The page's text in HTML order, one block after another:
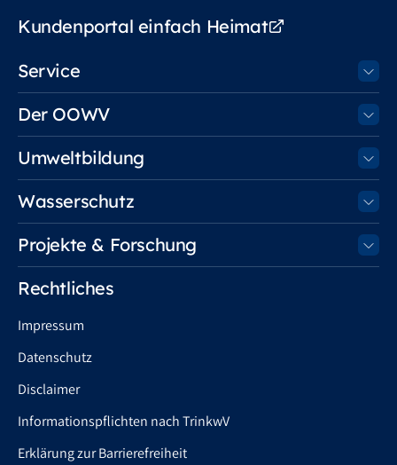
Service
Der OOWV
Umweltbildung
Wasserschutz
Projekte & Forschung
Rechtliches
Impressum
Datenschutz
Disclaimer
Informationspflichten nach TrinkwV
Erklärung zur Barrierefreiheit
Kundenportal einfach Heimat